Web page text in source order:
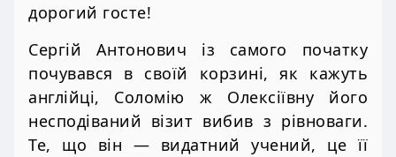
дорогий госте!
Сергій Антонович із самого початку
почувався в своїй корзині, як кажуть
англійці, Соломію ж Олексіївну його
несподіваний візит вибив з рівноваги.
Те, що він — видатний учений, це її